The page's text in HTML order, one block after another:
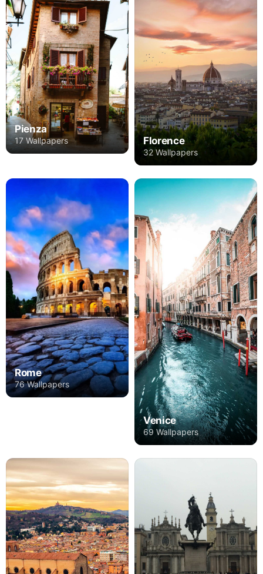
Pienza
17 Wallpapers Florence
32 Wallpapers
Rome
76 Wallpapers
Venice
69 Wallpapers